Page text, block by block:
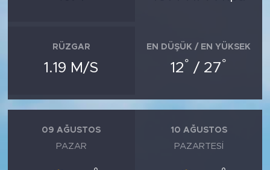
RÜZGAR
1.19 M/S
EN DÜŞÜK / EN YÜKSEK
12° / 27°
09 AĞUSTOS
PAZAR
10 AĞUSTOS
PAZARTESI